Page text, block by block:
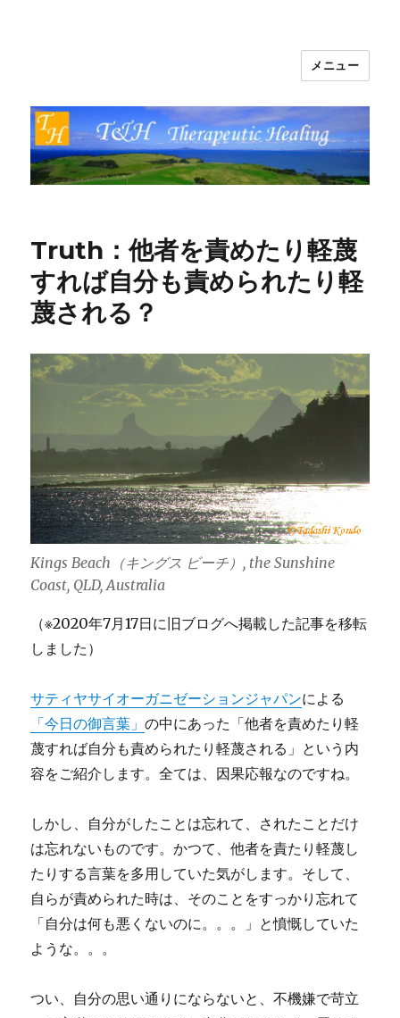
T&H Therapeutic Healing
メニュー
Truth：他者を責めたり軽蔑
すれば自分も責められたり軽
蔑される？
Kings Beach（キングス ビーチ）, the Sunshine
Coast, QLD, Australia
（※2020年7月17日に旧ブログへ掲載した記事を移転
しました）
サティヤサイオーガニゼーションジャパンによる
「今日の御言葉」の中にあった「他者を責めたり軽
蔑すれば自分も責められたり軽蔑される」という内
容をご紹介します。全ては、因果応報なのですね。
しかし、自分がしたことは忘れて、されたことだけ
は忘れないものです。かつて、他者を責たり軽蔑し
たりする言葉を多用していた気がします。そして、
自らが責められた時は、そのことをすっかり忘れて
「自分は何も悪くないのに。。。」と憤慨していた
ような。。。
つい、自分の思い通りにならないと、不機嫌で苛立